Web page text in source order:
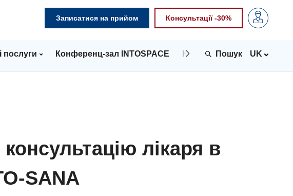
Записатися на прийом Консультації -30%
послуги Конференц-зал INTOSPACE Контакти UK
лікаря в
SANA